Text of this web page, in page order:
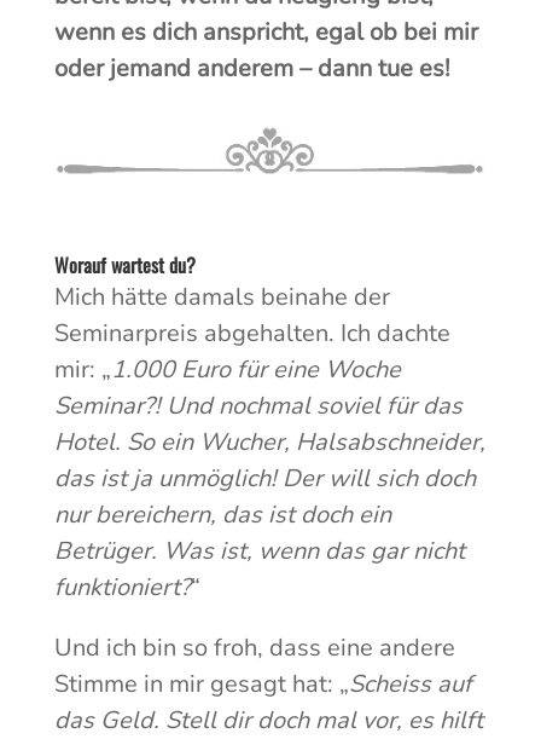
wenn es dich anspricht, egal ob bei mir
oder jemand anderem – dann tue es!
Worauf wartest du?
Mich hätte damals beinahe der
Seminarpreis abgehalten. Ich dachte
mir: „1.000 Euro für eine Woche
Seminar?! Und nochmal soviel für das
Hotel. So ein Wucher, Halsabschneider,
das ist ja unmöglich! Der will sich doch
nur bereichern, das ist doch ein
Betrüger. Was ist, wenn das gar nicht
funktioniert?“
Und ich bin so froh, dass eine andere
Stimme in mir gesagt hat: „Scheiss auf
das Geld. Stell dir doch mal vor, es hilft